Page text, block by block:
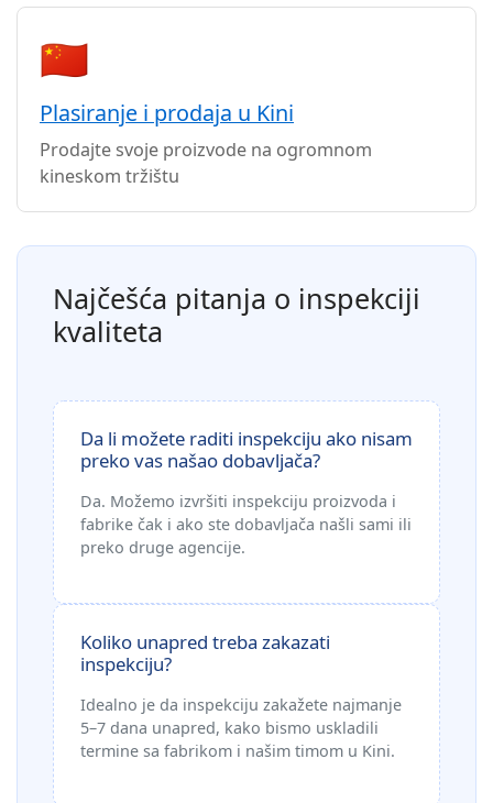
🇨🇳
Plasiranje i prodaja u Kini
Prodajte svoje proizvode na ogromnom
kineskom tržištu
Najčešća pitanja o inspekciji
kvaliteta
Da li možete raditi inspekciju ako nisam
preko vas našao dobavljača?
Da. Možemo izvršiti inspekciju proizvoda i
fabrike čak i ako ste dobavljača našli sami ili
preko druge agencije.
Koliko unapred treba zakazati
inspekciju?
Idealno je da inspekciju zakažete najmanje
5–7 dana unapred, kako bismo uskladili
termine sa fabrikom i našim timom u Kini.